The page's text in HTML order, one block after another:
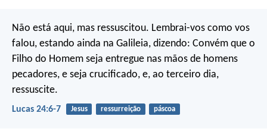
Não está aqui, mas ressuscitou. Lembrai-vos como vos
falou, estando ainda na Galileia, dizendo: Convém que o
Filho do Homem seja entregue nas mãos de homens
pecadores, e seja crucificado, e, ao terceiro dia,
ressuscite.
Lucas 24:6-7 Jesus ressurreição páscoa